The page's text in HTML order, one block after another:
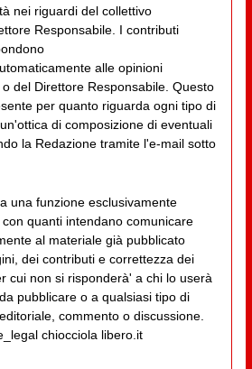
nei riguardi del collettivo
Responsabile. I contributi
alle opinioni
del Direttore Responsabile. Questo
per quanto riguarda ogni tipo di
di composizione di eventuali
la Redazione tramite l'e-mail sotto
una funzione esclusivamente
quanti intendano comunicare
al materiale già pubblicato
dei contributi e correttezza dei
cui non si risponderà' a chi lo userà
pubblicare o a qualsiasi tipo di
commento o discussione.
chiocciola libero.it